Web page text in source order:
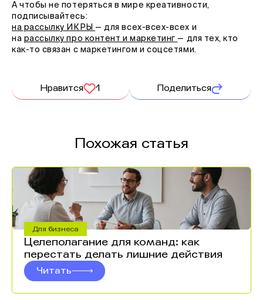
А чтобы не потеряться в мире креативности,
подписывайтесь:
на рассылку ИКРЫ — для всех-всех-всех и
на рассылку про контент и маркетинг — для тех, кто
как-то связан с маркетингом и соцсетями.
Нравится 1 Поделиться
Похожая статья
Для бизнеса
Целеполагание для команд: как
перестать делать лишние действия
Читать